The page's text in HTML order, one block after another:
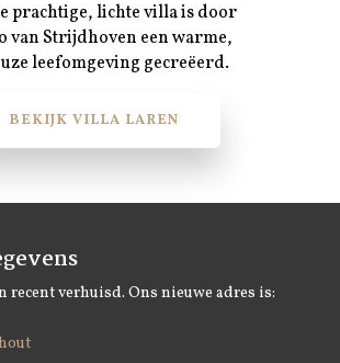
prachtige, lichte villa is door
van Strijdhoven een warme,
leefomgeving gecreëerd.
BEKIJK VILLA LAREN
recent verhuisd. Ons nieuwe adres is: